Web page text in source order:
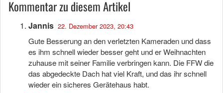
Kommentar zu diesem Artikel
Jannis 22. Dezember 2023, 20:43
Gute Besserung an den verletzten Kameraden und dass
es ihm schnell wieder besser geht und er Weihnachten
zuhause mit seiner Familie verbringen kann. Die FFW die
das abgedeckte Dach hat viel Kraft, und das ihr schnell
wieder ein sicheres Gerätehaus habt.